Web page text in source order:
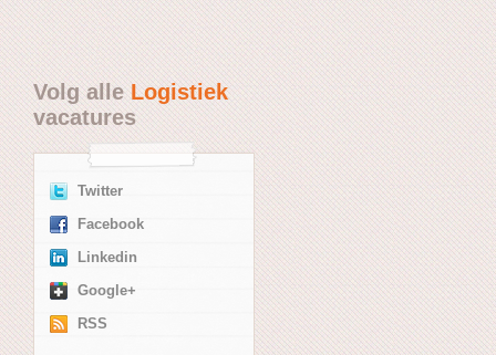
Volg alleLogistiek
vacatures
Twitter
Facebook
Linkedin
Google+
RSS